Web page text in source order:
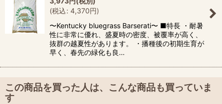
(税込: 4,370円)
〜Kentucky bluegrass Barserati〜 ■特長 ・耐暑
性に非常に優れ、盛夏時の密度、被覆率が高く、
抜群の越夏性があります。 ・播種後の初期生育が
早く、春先の緑化も良…
この商品を買った人は、こんな商品も買っていま
す